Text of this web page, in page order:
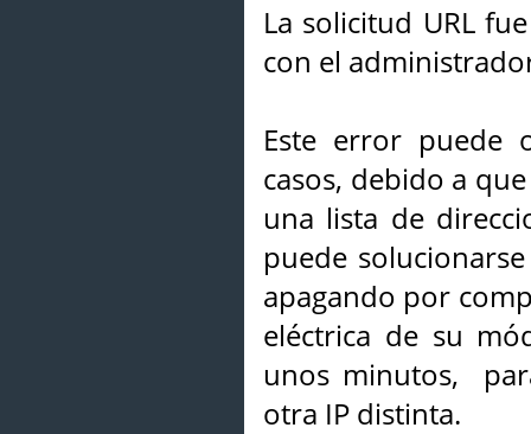
La solicitud URL
con el
Este error puede
casos, debido a
una lista de
puede
apagando por
eléctrica de su
unos minutos,
otra IP distinta.